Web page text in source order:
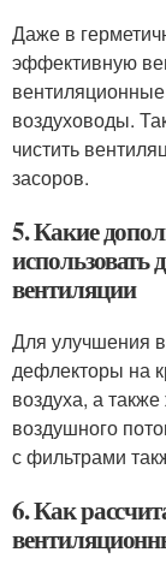
Даже в
эффективную
воздуховоды.
чистить
засоров.
5. Какие
использовать
вентиляции
Для улучшения
дефлекторы на
воздуха, а
воздушного
с фильтрами
6. Как